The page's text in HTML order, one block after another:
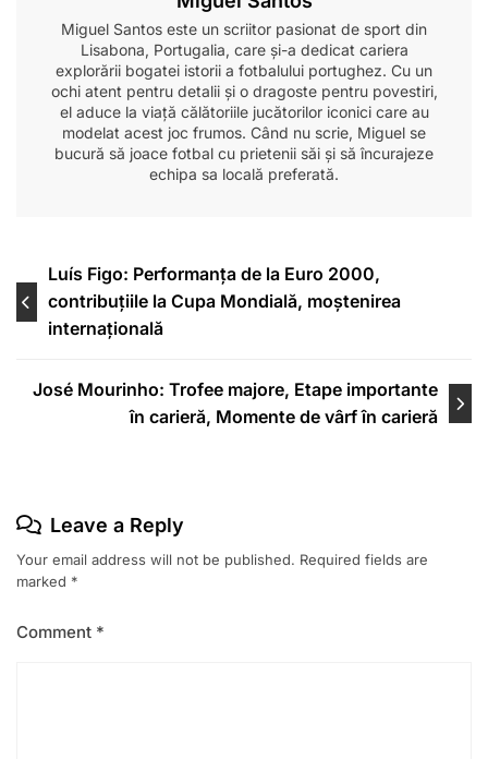
Miguel Santos este un scriitor pasionat de sport din
Lisabona, Portugalia, care și-a dedicat cariera
explorării bogatei istorii a fotbalului portughez. Cu un
ochi atent pentru detalii și o dragoste pentru povestiri,
el aduce la viață călătoriile jucătorilor iconici care au
modelat acest joc frumos. Când nu scrie, Miguel se
bucură să joace fotbal cu prietenii săi și să încurajeze
echipa sa locală preferată.
Post
navigation
Luís Figo: Performanța de la Euro 2000,
contribuțiile la Cupa Mondială, moștenirea
internațională
José Mourinho: Trofee majore, Etape importante
în carieră, Momente de vârf în carieră
Leave a Reply
Your email address will not be published. Required fields are
marked *
Comment *